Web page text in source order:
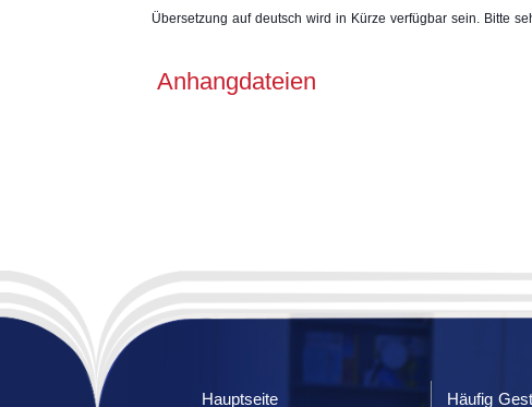
Übersetzung auf deutsch wird in Kürze verfügbar sein. Bitte
Anhangdateien
Hauptseite Häufig